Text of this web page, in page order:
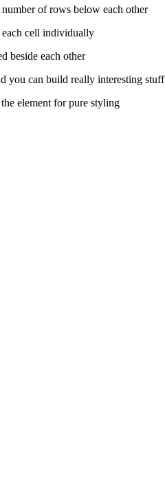
of rows below each other
cell individually
beside each other
you can build really interesting stuff
element for pure styling